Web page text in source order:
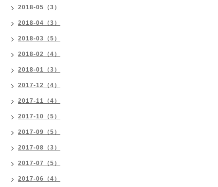
2018-05（3）
2018-04（3）
2018-03（5）
2018-02（4）
2018-01（3）
2017-12（4）
2017-11（4）
2017-10（5）
2017-09（5）
2017-08（3）
2017-07（5）
2017-06（4）